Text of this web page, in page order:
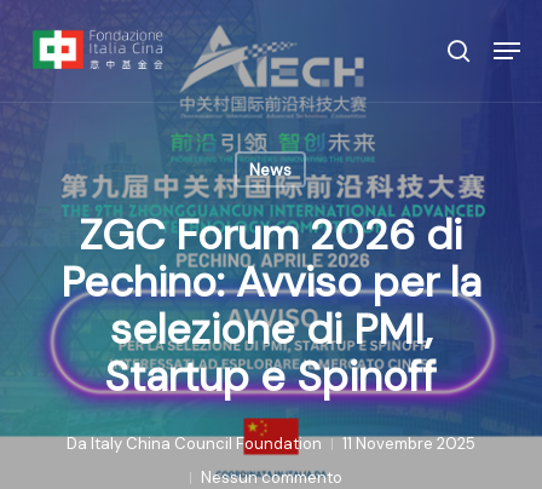
ricerca
News
ZGC Forum 2026 di
Pechino: Avviso per la
selezione di PMI,
Startup e Spinoff
DaItaly China Council Foundation
11 Novembre 2025
Nessun commento